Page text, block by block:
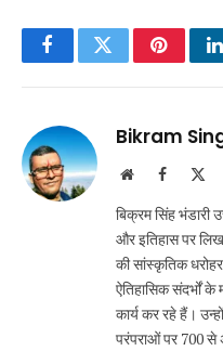
FacebookTwitter
Bikram
WebsiteFacebook
बिक्रम सिंह भंडारी
और इतिहास पर
की सांस्कृतिक
ऐतिहासिक संदर्भों
कार्य कर रहे हैं।
परंपराओं पर 700